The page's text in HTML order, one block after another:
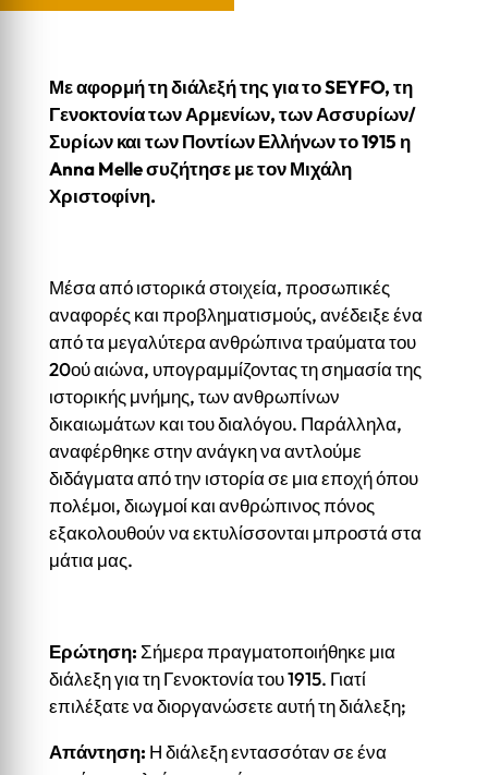
Με αφορμή τη διάλεξή της για το SEYFO, τη
Γενοκτονία των Αρμενίων, των Ασσυρίων/
Συρίων και των Ποντίων Ελλήνων το 1915 η
Anna Melle συζήτησε με τον Μιχάλη
Χριστοφίνη.
Μέσα από ιστορικά στοιχεία, προσωπικές
αναφορές και προβληματισμούς, ανέδειξε ένα
από τα μεγαλύτερα ανθρώπινα τραύματα του
20ού αιώνα, υπογραμμίζοντας τη σημασία της
ιστορικής μνήμης, των ανθρωπίνων
δικαιωμάτων και του διαλόγου. Παράλληλα,
αναφέρθηκε στην ανάγκη να αντλούμε
διδάγματα από την ιστορία σε μια εποχή όπου
πολέμοι, διωγμοί και ανθρώπινος πόνος
εξακολουθούν να εκτυλίσσονται μπροστά στα
μάτια μας.
Ερώτηση: Σήμερα πραγματοποιήθηκε μια
διάλεξη για τη Γενοκτονία του 1915. Γιατί
επιλέξατε να διοργανώσετε αυτή τη διάλεξη;
Απάντηση: Η διάλεξη εντασσόταν σε ένα